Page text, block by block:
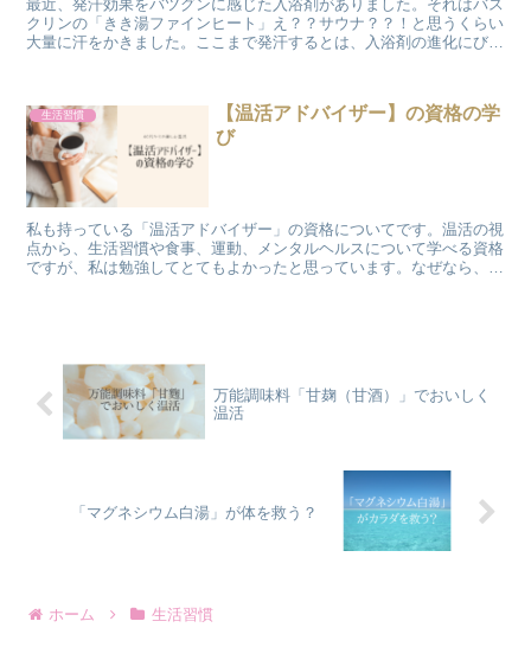
最近、発汗効果をバツグンに感じた入浴剤がありました。それはバス
クリンの「きき湯ファインヒート」え？？サウナ？？！と思うくらい
大量に汗をかきました。ここまで発汗するとは、入浴剤の進化にびっ
生活習慣
【温活アドバイザー】の資格の学
び
私も持っている「温活アドバイザー」の資格についてです。温活の視
点から、生活習慣や食事、運動、メンタルヘルスについて学べる資格
ですが、私は勉強してとてもよかったと思っています。なぜなら、普
万能調味料「甘麹（甘酒）」でおいしく
温活
「マグネシウム白湯」が体を救う？
ホーム 生活習慣